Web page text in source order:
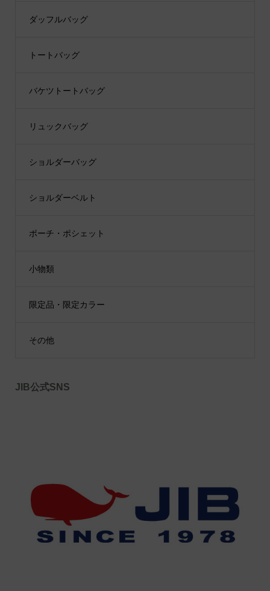
ダッフルバッグ
トートバッグ
バケツトートバッグ
リュックバッグ
ショルダーバッグ
ショルダーベルト
ポーチ・ポシェット
小物類
限定品・限定カラー
その他
JIB公式SNS